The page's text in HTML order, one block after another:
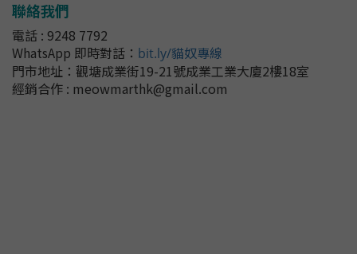
聯絡我們
電話 : 9248 7792
WhatsApp 即時對話 ： bit.ly/貓奴專線
門市地址： 觀塘成業街19-21號成業工業大廈2樓18室
經銷合作 : meowmarthk@gmail.com